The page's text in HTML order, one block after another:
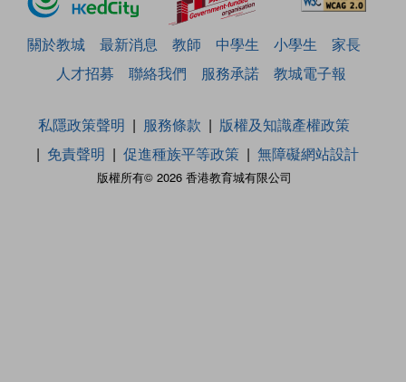
關於教城 最新消息 教師 中學生 小學生
家長
人才招募
聯絡我們 服務承諾 教城電子報
版權所有© 2026 香港教育城有限公司
私隱政策聲明 服務條款
版權及知識產權政策
免責聲明
促進種族平等政策 無障礙網站設計